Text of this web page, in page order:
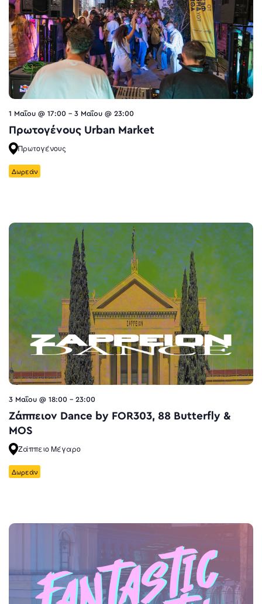
1 Μαΐου @ 17:00 - 3 Μαΐου @ 23:00
Πρωτογένους Urban Market
Πρωτογένους
Δωρεάν
3 Μαΐου @ 18:00 - 23:00
Ζάππειον Dance by FOR303, 88 Butterfly &
MOS
Ζάππειο Μέγαρο
Δωρεάν